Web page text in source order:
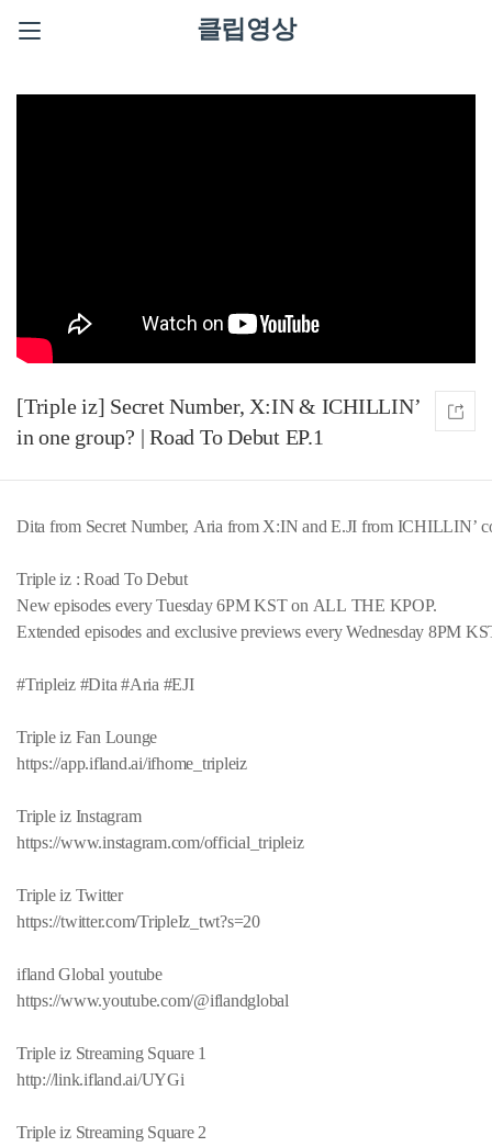
클립영상
[Triple iz] Secret Number, X:IN & ICHILLIN’
in one group? | Road To Debut EP.1
Dita from Secret Number, Aria from X:IN and E.JI from ICHILLIN’
Triple iz : Road To Debut
New episodes every Tuesday 6PM KST on ALL THE KPOP.
Extended episodes and exclusive previews every Wednesday 8PM
#Tripleiz #Dita #Aria #EJI
Triple iz Fan Lounge
https://app.ifland.ai/ifhome_tripleiz
Triple iz Instagram
https://www.instagram.com/official_tripleiz
Triple iz Twitter
https://twitter.com/TripleIz_twt?s=20
ifland Global youtube
https://www.youtube.com/@iflandglobal
Triple iz Streaming Square 1
http://link.ifland.ai/UYGi
Triple iz Streaming Square 2